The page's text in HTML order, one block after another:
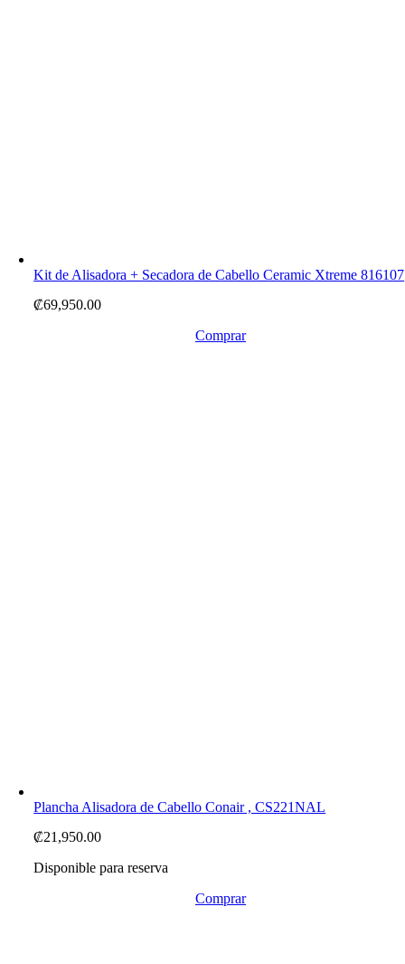
Kit de Alisadora + Secadora de Cabello Ceramic Xtreme 816107
₡69,950.00
Comprar
Plancha Alisadora de Cabello Conair , CS221NAL
₡21,950.00
Disponible para reserva
Comprar